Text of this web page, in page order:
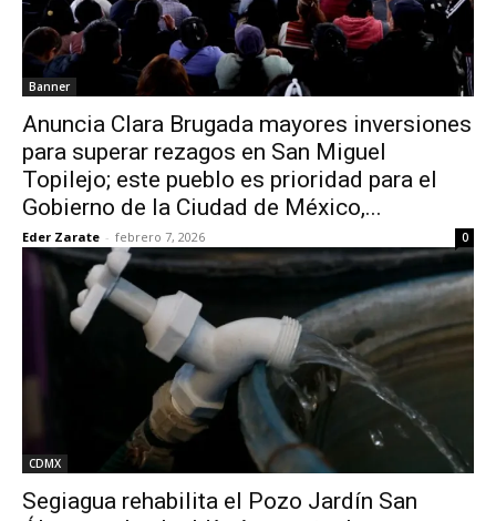
Banner
Anuncia Clara Brugada mayores inversiones
para superar rezagos en San Miguel
Topilejo; este pueblo es prioridad para el
Gobierno de la Ciudad de México,...
Eder Zarate - febrero 7, 2026 0
CDMX
Segiagua rehabilita el Pozo Jardín San